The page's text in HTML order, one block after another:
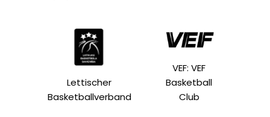
Lettischer
Basketballverband
VEF: VEF
Basketball
Club